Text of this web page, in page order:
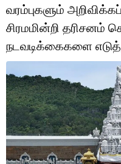
டெக்னாலஜி
ஆன்மீகம்
வைரல்
ஹெஃல்த்
ஷார்ட் வீடியோஸ்
வலை கதைகள்
வரம்புகளும்
சிரமமின்றி
நடவடிக்கைகளை